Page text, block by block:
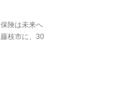
険は未来へ
枝市に、30